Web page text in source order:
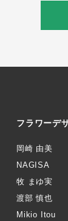
フラワーデ
岡崎 由美
NAGISA
牧 まゆ実
渡部 慎也
Mikio Itou